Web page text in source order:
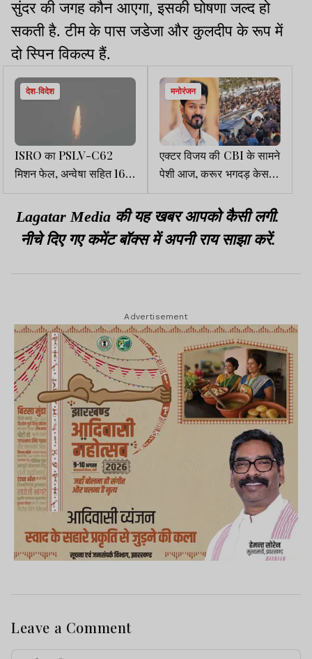
सुंदर की जगह कौन आएगा, इसकी घोषणा जल्द हो
सकती है. टीम के पास जडेजा और कुलदीप के रूप में
दो स्पिन विकल्प हैं.
देश-विदेश
ISRO का PSLV-C62
मिशन फेल, अन्वेषा सहित 16
सैटेलाइट्स ऑर्बिट में स्थापित
मनोरंजन
एक्टर विजय की CBI के सामने
पेशी आज, करूर भगदड़ केस में
होगी पूछताछ
Lagatar Media की यह खबर आपको कैसी लगी.
नीचे दिए गए कमेंट बॉक्स में अपनी राय साझा करें.
Advertisement
Leave a Comment